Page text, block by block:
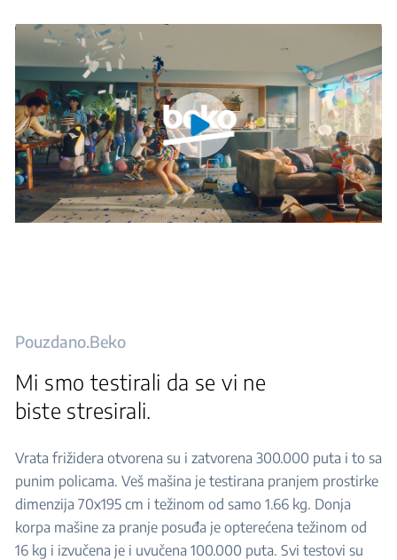
Pouzdano.Beko
Mi smo testirali da se vi ne
biste stresirali.
Vrata frižidera otvorena su i zatvorena 300.000 puta i to sa
punim policama. Veš mašina je testirana pranjem prostirke
dimenzija 70x195 cm i težinom od samo 1.66 kg. Donja
korpa mašine za pranje posuđa je opterećena težinom od
16 kg i izvučena je i uvučena 100.000 puta. Svi testovi su